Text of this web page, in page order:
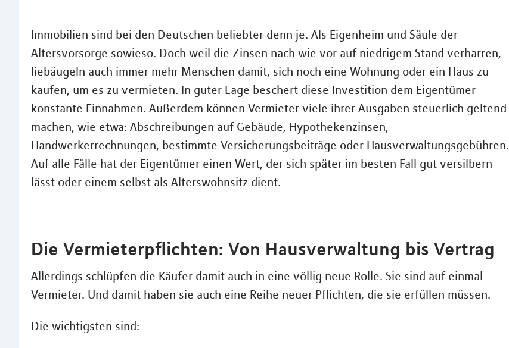
Immobilien sind bei den Deutschen beliebter denn je. Als Eigenheim und Säule der
Altersvorsorge sowieso. Doch weil die Zinsen nach wie vor auf niedrigem Stand verharren,
liebäugeln auch immer mehr Menschen damit, sich noch eine Wohnung oder ein Haus zu
kaufen, um es zu vermieten. In guter Lage beschert diese Investition dem Eigentümer
konstante Einnahmen. Außerdem können Vermieter viele ihrer Ausgaben steuerlich geltend
machen, wie etwa: Abschreibungen auf Gebäude, Hypothekenzinsen,
Handwerkerrechnungen, bestimmte Versicherungsbeiträge oder Hausverwaltungsgebühren.
Auf alle Fälle hat der Eigentümer einen Wert, der sich später im besten Fall gut versilbern
lässt oder einem selbst als Alterswohnsitz dient.
Die Vermieterpflichten: Von Hausverwaltung bis Vertrag
Allerdings schlüpfen die Käufer damit auch in eine völlig neue Rolle. Sie sind auf einmal
Vermieter. Und damit haben sie auch eine Reihe neuer Pflichten, die sie erfüllen müssen.
Die wichtigsten sind: